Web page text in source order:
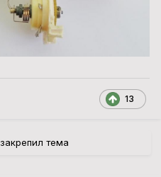
13
закрепил тема